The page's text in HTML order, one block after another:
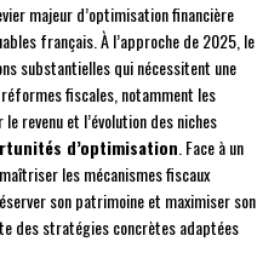
majeur d’optimisation financière
français. À l’approche de 2025, le
substantielles qui nécessitent une
fiscales, notamment les
revenu et l’évolution des niches
d’optimisation. Face à un
les mécanismes fiscaux
son patrimoine et maximiser son
des stratégies concrètes adaptées